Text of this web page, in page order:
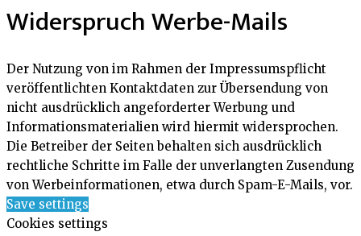
Widerspruch Werbe-Mails
Der Nutzung von im Rahmen der Impressumspflicht
veröffentlichten Kontaktdaten zur Übersendung von
nicht ausdrücklich angeforderter Werbung und
Informationsmaterialien wird hiermit widersprochen.
Die Betreiber der Seiten behalten sich ausdrücklich
rechtliche Schritte im Falle der unverlangten Zusendung
von Werbeinformationen, etwa durch Spam-E-Mails, vor.
Save settings
Cookies settings